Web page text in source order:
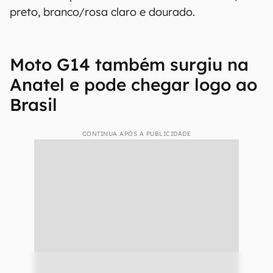
preto, branco/rosa claro e dourado.
Moto G14 também surgiu na
Anatel e pode chegar logo ao
Brasil
CONTINUA APÓS A PUBLICIDADE